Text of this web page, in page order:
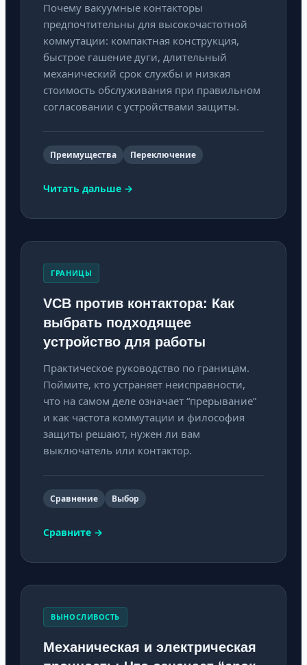
Почему вакуумные контакторы
предпочтительны для высокочастотной
коммутации: компактная конструкция,
быстрое гашение дуги, длительный
механический срок службы и низкая
стоимость обслуживания при правильном
согласовании с устройствами защиты.
Преимущества Переключение
Читать дальше →
ГРАНИЦЫ
VCB против контактора: Как
выбрать подходящее
устройство для работы
Практическое руководство по границам.
Поймите, кто устраняет неисправности,
что на самом деле означает “прерывание”
и как частота коммутации и философия
защиты решают, нужен ли вам
выключатель или контактор.
Сравнение Выбор
Сравните →
ВЫНОСЛИВОСТЬ
Механическая и электрическая